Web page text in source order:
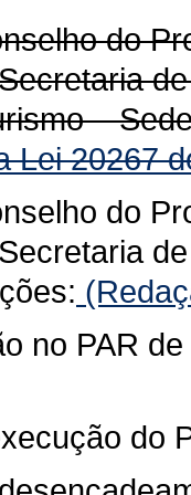
do
–
Lei 20267
do
no PAR
do